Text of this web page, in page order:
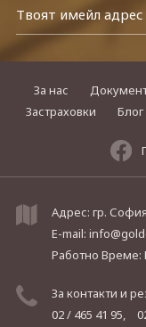
За нас
Застраховки
Блог
Адрес: гр.
E-mail:
Работно
За контакти и
02 / 465 41 95,